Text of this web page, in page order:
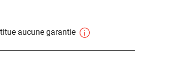
aucune garantie